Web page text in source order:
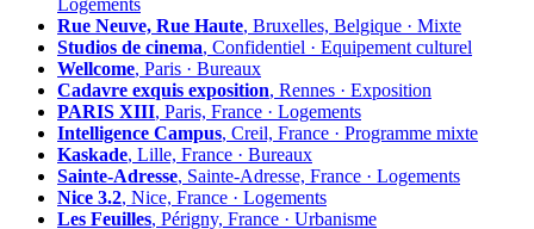
Rue Neuve, Rue Haute, Bruxelles, Belgique · Mixte
Studios de cinema, Confidentiel · Equipement culturel
Wellcome, Paris · Bureaux
Cadavre exquis exposition, Rennes · Exposition
PARIS XIII, Paris, France · Logements
Intelligence Campus, Creil, France · Programme mixte
Kaskade, Lille, France · Bureaux
Sainte-Adresse, Sainte-Adresse, France · Logements
Nice 3.2, Nice, France · Logements
Les Feuilles, Périgny, France · Urbanisme